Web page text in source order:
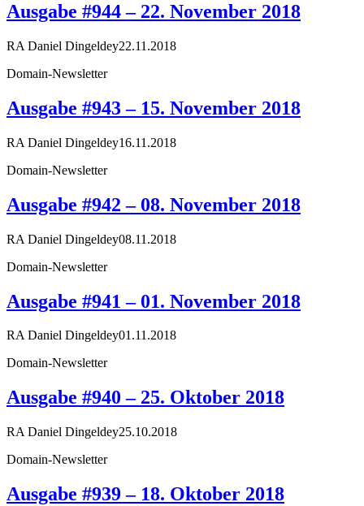
Ausgabe #944 – 22. November 2018
RA Daniel Dingeldey22.11.2018
Domain-Newsletter
Ausgabe #943 – 15. November 2018
RA Daniel Dingeldey16.11.2018
Domain-Newsletter
Ausgabe #942 – 08. November 2018
RA Daniel Dingeldey08.11.2018
Domain-Newsletter
Ausgabe #941 – 01. November 2018
RA Daniel Dingeldey01.11.2018
Domain-Newsletter
Ausgabe #940 – 25. Oktober 2018
RA Daniel Dingeldey25.10.2018
Domain-Newsletter
Ausgabe #939 – 18. Oktober 2018